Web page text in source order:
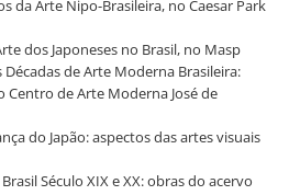
da Arte Nipo-Brasileira, no Caesar Park
dos Japoneses no Brasil, no Masp
Décadas de Arte Moderna Brasileira:
de Arte Moderna José de
do Japão: aspectos das artes visuais
Século XIX e XX: obras do acervo